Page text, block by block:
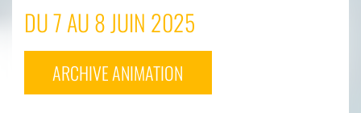
DU 7 AU 8 JUIN 2025
ARCHIVE ANIMATION